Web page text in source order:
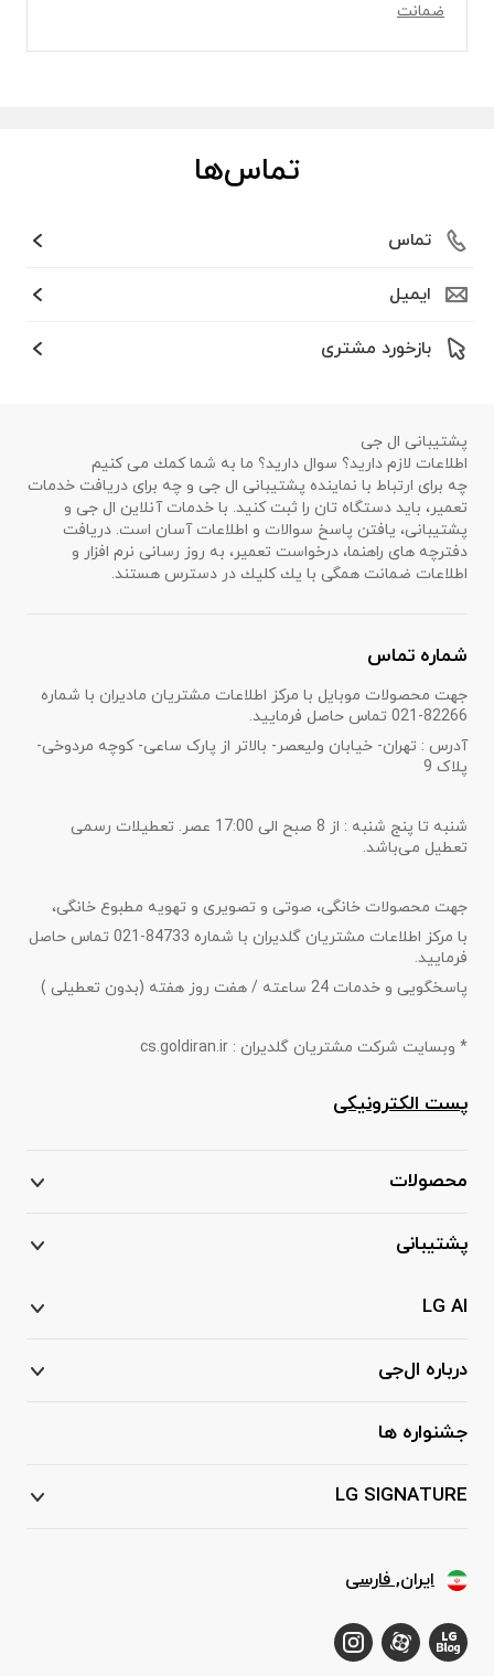
ضمانت
تماس‌ها
تماس
ایمیل
بازخورد مشتری
پشتیبانی ال جی
اطلاعات لازم دارید؟ سوال دارید؟ ما به شما كمك می كنیم
چه برای ارتباط با نماینده پشتیبانی ال جی و چه برای دریافت خدمات
تعمیر، باید دستگاه تان را ثبت كنید. با خدمات آنلاین ال جی و
پشتیبانی، یافتن پاسخ سوالات و اطلاعات آسان است. دریافت
دفترچه های راهنما، درخواست تعمیر، به روز رسانی نرم افزار و
اطلاعات ضمانت همگی با یك كلیك در دسترس هستند.
شماره تماس
جهت محصولات موبایل با مرکز اطلاعات مشتریان مادیران با شماره
82266-021 تماس حاصل فرمایید.
آدرس : تهران- خیابان ولیعصر- بالاتر از پارک ساعی- کوچه مردوخی-
پلاک 9
شنبه تا پنج شنبه : از 8 صبح الی 17:00 عصر. تعطیلات رسمی
تعطیل می‌باشد.
جهت محصولات خانگی، صوتی و تصویری و تهویه مطبوع خانگی،
با مرکز اطلاعات مشتریان گلدیران با شماره 84733-021 تماس حاصل
فرمایید.
پاسخگویی و خدمات 24 ساعته / هفت روز هفته (بدون تعطیلی )
* وبسایت شرکت مشتریان گلدیران : cs.goldiran.ir
پست الکترونیکی
محصولات
پشتیبانی
LG AI
درباره ال‌جی
جشنواره ها
LG SIGNATURE
ایران, فارسی